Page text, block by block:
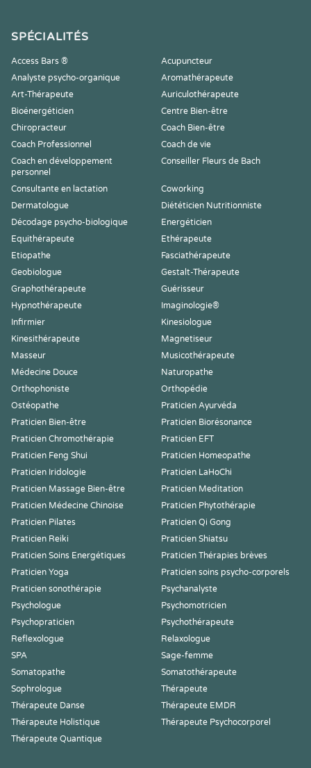
SPÉCIALITÉS
Access Bars ®
Acupuncteur
Analyste psycho-organique
Aromathérapeute
Art-Thérapeute
Auriculothérapeute
Bioénergéticien
Centre Bien-être
Chiropracteur
Coach Bien-être
Coach Professionnel
Coach de vie
Coach en développement
personnel
Conseiller Fleurs de Bach
Consultante en lactation
Coworking
Dermatologue
Diététicien Nutritionniste
Décodage psycho-biologique
Energéticien
Equithérapeute
Ethérapeute
Etiopathe
Fasciathérapeute
Geobiologue
Gestalt-Thérapeute
Graphothérapeute
Guérisseur
Hypnothérapeute
Imaginologie®
Infirmier
Kinesiologue
Kinesithérapeute
Magnetiseur
Masseur
Musicothérapeute
Médecine Douce
Naturopathe
Orthophoniste
Orthopédie
Ostéopathe
Praticien Ayurvéda
Praticien Bien-être
Praticien Biorésonance
Praticien Chromothérapie
Praticien EFT
Praticien Feng Shui
Praticien Homeopathe
Praticien Iridologie
Praticien LaHoChi
Praticien Massage Bien-être
Praticien Meditation
Praticien Médecine Chinoise
Praticien Phytothérapie
Praticien Pilates
Praticien Qi Gong
Praticien Reiki
Praticien Shiatsu
Praticien Soins Energétiques
Praticien Thérapies brèves
Praticien Yoga
Praticien soins psycho-corporels
Praticien sonothérapie
Psychanalyste
Psychologue
Psychomotricien
Psychopraticien
Psychothérapeute
Reflexologue
Relaxologue
SPA
Sage-femme
Somatopathe
Somatothérapeute
Sophrologue
Thérapeute
Thérapeute Danse
Thérapeute EMDR
Thérapeute Holistique
Thérapeute Psychocorporel
Thérapeute Quantique